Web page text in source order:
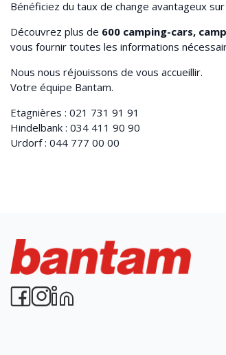
Bénéficiez du taux de change avantageux
Découvrez plus de 600 camping-cars,
vous fournir toutes les informations
Nous nous réjouissons de vous accueillir.
Votre équipe Bantam.
Etagnières : 021 731 91 91
Hindelbank : 034 411 90 90
Urdorf : 044 777 00 00